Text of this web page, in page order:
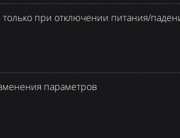
только при отключении питания/
параметров